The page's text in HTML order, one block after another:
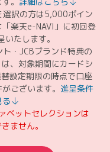
択の方は5,000ポイン
楽天e-NAVI」に初回登
たします。
・JCBブランド特典の
、対象期間にカードシ
設定期限の時点で口座
ございます。 進呈条件
る
ベットセレクションは
ません。